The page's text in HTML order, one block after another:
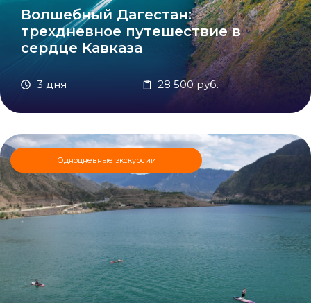
Волшебный Дагестан:
трехдневное путешествие в
сердце Кавказа
3 дня 28 500 руб.
Однодневные экскурсии